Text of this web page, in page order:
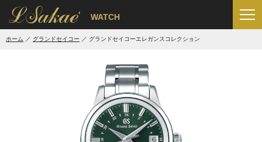
' WATCH
ホーム グランドセイコー グランドセイコーエレガンスコレクション